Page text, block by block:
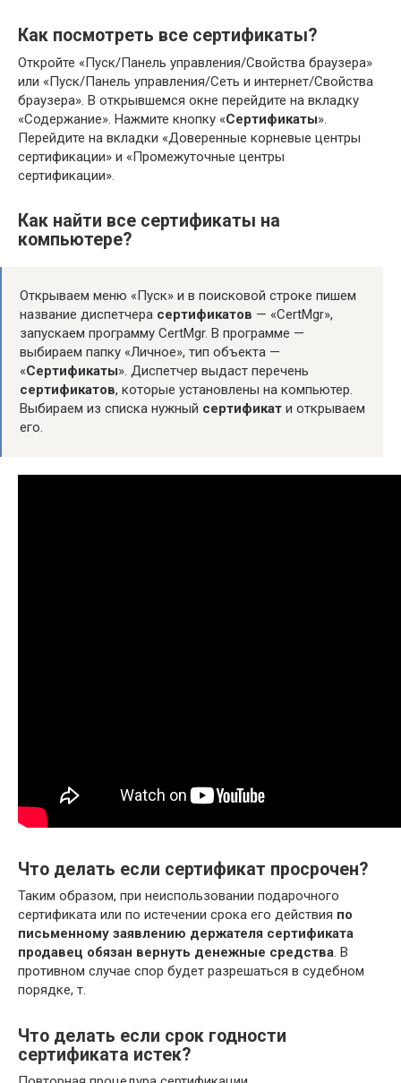
Как посмотреть все сертификаты?
Откройте «Пуск/Панель управления/Свойства браузера»
или «Пуск/Панель управления/Сеть и интернет/Свойства
браузера». В открывшемся окне перейдите на вкладку
«Содержание». Нажмите кнопку «Сертификаты».
Перейдите на вкладки «Доверенные корневые центры
сертификации» и «Промежуточные центры
сертификации».
Как найти все сертификаты на
компьютере?
Открываем меню «Пуск» и в поисковой строке пишем
название диспетчера сертификатов — «CertMgr»,
запускаем программу CertMgr. В программе —
выбираем папку «Личное», тип объекта —
«Сертификаты». Диспетчер выдаст перечень
сертификатов, которые установлены на компьютер.
Выбираем из списка нужный сертификат и открываем
его.
Что делать если сертификат просрочен?
Таким образом, при неиспользовании подарочного
сертификата или по истечении срока его действия по
письменному заявлению держателя сертификата
продавец обязан вернуть денежные средства. В
противном случае спор будет разрешаться в судебном
порядке, т.
Что делать если срок годности
сертификата истек?